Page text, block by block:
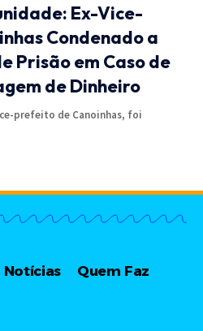
Ex-Vice-
Condenado a
Prisão em Caso de
de Dinheiro
prefeito de Canoinhas, foi
Notícias Quem Faz